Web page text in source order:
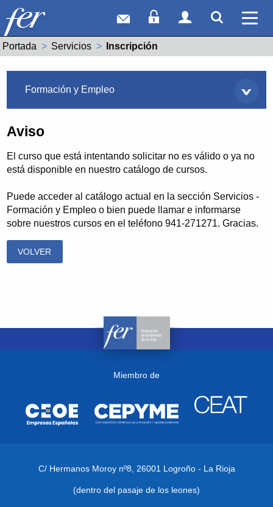
Correo webAcceso Socios
Acceso
Portada Servicios Actual:
Inscripción
Formación y Empleo
Aviso
El curso que está intentando solicitar no es válido o ya no
está disponible en nuestro catálogo de cursos.
Puede acceder al catálogo actual en la sección Servicios -
Formación y Empleo o bien puede llamar e informarse
sobre nuestros cursos en el teléfono 941-271271. Gracias.
VOLVER
Miembro de
C/ Hermanos Moroy nº8, 26001 Logroño - La Rioja
(dentro del pasaje de los leones)